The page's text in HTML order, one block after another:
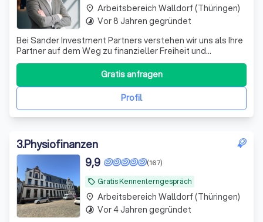
Bei Sander Investment Partners verstehen wir uns als Ihre
Partner auf dem Weg zu finanzieller Freiheit und
Sicherheit. Mit über einem Jahrzehnt Erfahrung im
Investmentbereich und einem engagierten Team aus
Experten bieten wir maßgeschneiderte Anlagestrategien,
die perfekt auf Ihre individuellen Bedü
Profil
Gratis anfragen
place Arbeitsbereich Walldorf (Thüringen)
timelapse Vor 8 Jahren gegründet
3.Physiofinanzen
local_offer Gratis Kennenlerngespräch
(167)
9,9
place Arbeitsbereich Walldorf (Thüringen)
timelapse Vor 4 Jahren gegründet